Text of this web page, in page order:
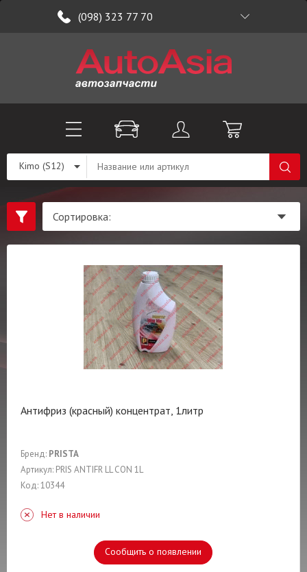
(098) 323 77 70
Kimo (S12)
Антифриз (красный) концентрат, 1литр
Бренд: PRISTA
Артикул: PRIS ANTIFR LL CON 1L
Код: 10344
Нет в наличии
Сообщить о появлении